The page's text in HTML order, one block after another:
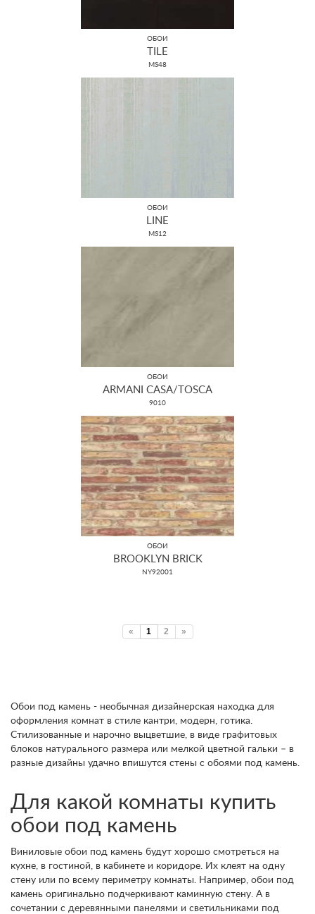
ОБОИ
TILE
MS48
ОБОИ
LINE
MS12
ОБОИ
ARMANI CASA/TOSCA
9010
ОБОИ
BROOKLYN BRICK
NY92001
« 1 2 »
Обои под камень - необычная дизайнерская находка для
оформления комнат в стиле кантри, модерн, готика.
Стилизованные и нарочно выцветшие, в виде графитовых
блоков натурального размера или мелкой цветной гальки – в
разные дизайны удачно впишутся стены с обоями под камень.
Для какой комнаты купить
обои под камень
Виниловые обои под камень будут хорошо смотреться на
кухне, в гостиной, в кабинете и коридоре. Их клеят на одну
стену или по всему периметру комнаты. Например, обои под
камень оригинально подчеркивают каминную стену. А в
сочетании с деревянными панелями и светильниками под